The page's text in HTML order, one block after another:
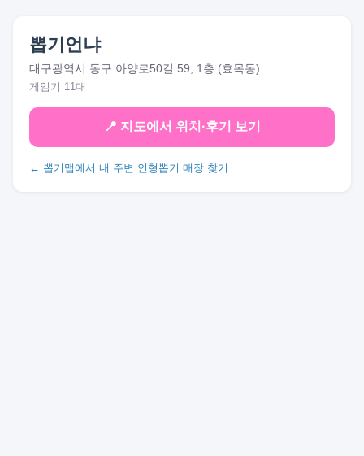
뽑기언냐
대구광역시 동구 아양로50길 59, 1층 (효목동)
게임기 11대
📍 지도에서 위치·후기 보기
← 뽑기맵에서 내 주변 인형뽑기 매장 찾기